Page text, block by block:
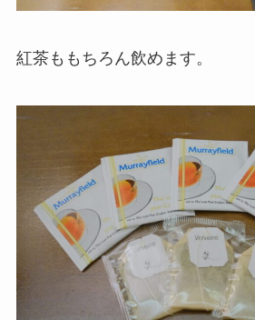
紅茶ももちろん飲めます。